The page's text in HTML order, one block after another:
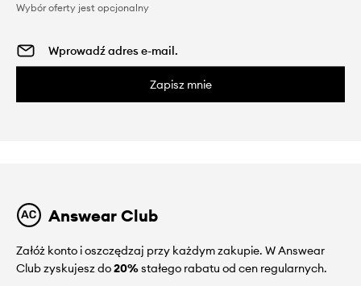
Wybór oferty jest opcjonalny
Zapisz mnie
Answear Club
Załóż konto i oszczędzaj przy każdym zakupie. W Answear
Club zyskujesz do20%stałego rabatu od cen regularnych.